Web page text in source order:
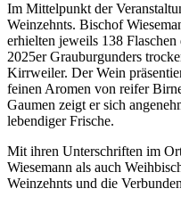
Im Mittelpunkt der
Weinzehnts. Bischof
erhielten jeweils 138 Flaschen
2025er Grauburgunders
Kirrweiler. Der Wein
feinen Aromen von reifer
Gaumen zeigt er sich
lebendiger Frische.
Mit ihren Unterschriften im
Wiesemann als auch
Weinzehnts und die